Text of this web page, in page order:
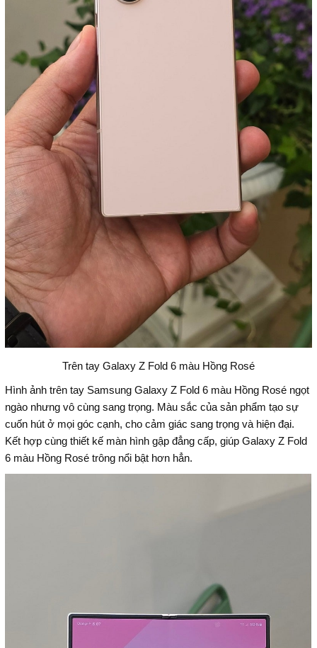
Trên tay Galaxy Z Fold 6 màu Hồng Rosé
Hình ảnh trên tay Samsung Galaxy Z Fold 6 màu Hồng Rosé ngọt
ngào nhưng vô cùng sang trọng. Màu sắc của sản phẩm tạo sự
cuốn hút ở mọi góc cạnh, cho cảm giác sang trọng và hiện đại.
Kết hợp cùng thiết kế màn hình gập đẳng cấp, giúp Galaxy Z Fold
6 màu Hồng Rosé trông nổi bật hơn hẳn.